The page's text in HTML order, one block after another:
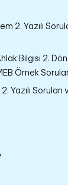
2. Yazılı
Bilgisi 2.
Örnek
Yazılı